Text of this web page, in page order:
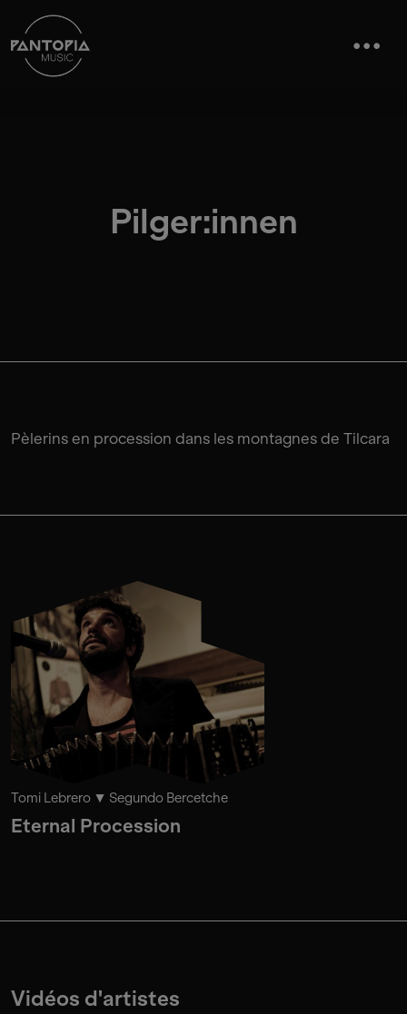
Pilger:innen
Pèlerins en procession dans les montagnes de Tilcara
Tomi Lebrero Segundo Bercetche
Eternal Procession
Vidéos d'artistes